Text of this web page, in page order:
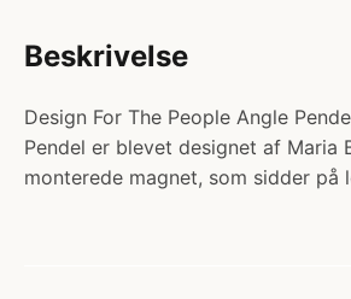
Beskrivelse
Design For The People Angle
Pendel er blevet designet af Maria
monterede magnet, som sidder